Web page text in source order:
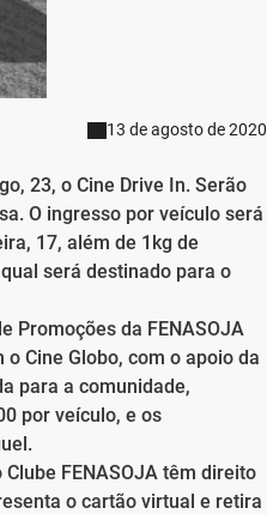
13 de agosto de 2020
23, o Cine Drive In. Serão
O ingresso por veículo será
17, além de 1kg de
será destinado para o
Promoções da FENASOJA
Cine Globo, com o apoio da
para a comunidade,
por veículo, e os
FENASOJA têm direito
o cartão virtual e retira